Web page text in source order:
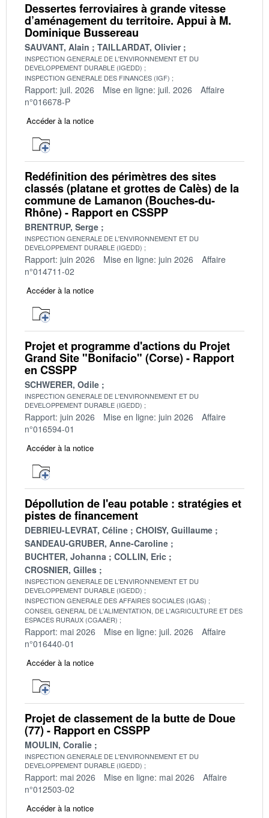
Dessertes ferroviaires à grande vitesse
d’aménagement du territoire. Appui à M.
Dominique Bussereau
SAUVANT, Alain TAILLARDAT, Olivier
INSPECTION GENERALE DE L'ENVIRONNEMENT ET DU
DEVELOPPEMENT DURABLE (IGEDD)
INSPECTION GENERALE DES FINANCES (IGF)
Rapport: juil. 2026 Mise en ligne: juil. 2026
Affaire
n°016678-P
Accéder à la notice
Redéfinition des périmètres des sites
classés (platane et grottes de Calès) de la
commune de Lamanon (Bouches-du-
Rhône) - Rapport en CSSPP
BRENTRUP, Serge
INSPECTION GENERALE DE L'ENVIRONNEMENT ET DU
DEVELOPPEMENT DURABLE (IGEDD)
Rapport: juin 2026 Mise en ligne: juin 2026
Affaire
n°014711-02
Accéder à la notice
Projet et programme d'actions du Projet
Grand Site "Bonifacio" (Corse) - Rapport
en CSSPP
SCHWERER, Odile
INSPECTION GENERALE DE L'ENVIRONNEMENT ET DU
DEVELOPPEMENT DURABLE (IGEDD)
Rapport: juin 2026 Mise en ligne: juin 2026
Affaire
n°016594-01
Accéder à la notice
Dépollution de l'eau potable : stratégies et
pistes de financement
DEBRIEU-LEVRAT, Céline
CHOISY, Guillaume
SANDEAU-GRUBER, Anne-Caroline
BUCHTER, Johanna
COLLIN, Eric
CROSNIER, Gilles
INSPECTION GENERALE DE L'ENVIRONNEMENT ET DU
DEVELOPPEMENT DURABLE (IGEDD)
INSPECTION GENERALE DES AFFAIRES SOCIALES (IGAS)
CONSEIL GENERAL DE L'ALIMENTATION, DE L'AGRICULTURE ET DES
ESPACES RURAUX (CGAAER)
Rapport: mai 2026 Mise en ligne: juil. 2026
Affaire
n°016440-01
Accéder à la notice
Projet de classement de la butte de Doue
(77) - Rapport en CSSPP
MOULIN, Coralie
INSPECTION GENERALE DE L'ENVIRONNEMENT ET DU
DEVELOPPEMENT DURABLE (IGEDD)
Rapport: mai 2026 Mise en ligne: mai 2026
Affaire
n°012503-02
Accéder à la notice